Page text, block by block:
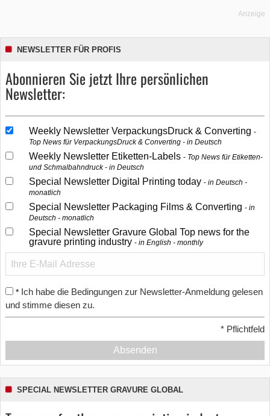
Anzeige
NEWSLETTER FÜR PROFIS
Abonnieren Sie jetzt Ihre persönlichen
Newsletter:
Weekly Newsletter VerpackungsDruck & Converting
Top News für VerpackungsDruck & Converting - in Deutsch
Weekly Newsletter Etiketten-Labels
Top News für Etiketten-
und Schmalbahndruck - in Deutsch
Special Newsletter Digital Printing today
in Deutsch -
monatlich
Special Newsletter Packaging Films & Converting
in
Deutsch - monatlich
Special Newsletter Gravure Global Top news for the
gravure printing industry
in English - monthly
* Ich habe die Bedingungen zur Newsletter-Anmeldung gelesen
und stimme diesen zu.
* Pflichtfeld
Absenden
SPECIAL NEWSLETTER GRAVURE GLOBAL